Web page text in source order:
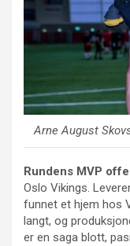
Arne August
Rundens MVP
Oslo Vikings.
funnet et hjem hos
langt, og
er en saga blott,